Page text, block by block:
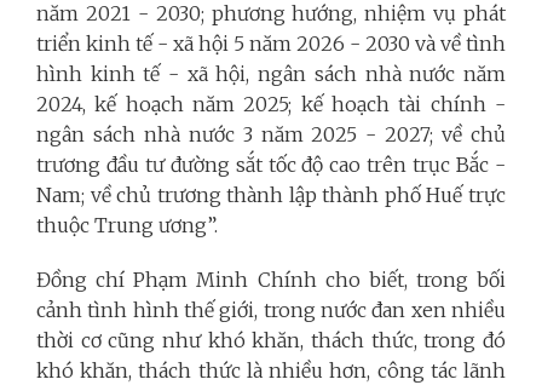
năm 2021 - 2030; phương hướng, nhiệm vụ phát
triển kinh tế - xã hội 5 năm 2026 - 2030 và về tình
hình kinh tế - xã hội, ngân sách nhà nước năm
2024, kế hoạch năm 2025; kế hoạch tài chính -
ngân sách nhà nước 3 năm 2025 - 2027; về chủ
trương đầu tư đường sắt tốc độ cao trên trục Bắc -
Nam; về chủ trương thành lập thành phố Huế trực
thuộc Trung ương”.
Đồng chí Phạm Minh Chính cho biết, trong bối
cảnh tình hình thế giới, trong nước đan xen nhiều
thời cơ cũng như khó khăn, thách thức, trong đó
khó khăn, thách thức là nhiều hơn, công tác lãnh